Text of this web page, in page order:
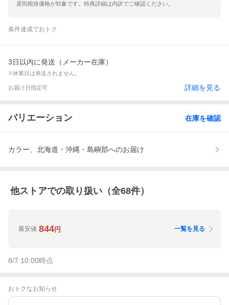
原則税抜価格が対象です。特典詳細は内訳でご確認ください。
条件達成でおトク
3日以内に発送（メーカー在庫）
※休業日は発送されません。
お届け日指定可 詳細を見る
バリエーション 在庫を確認
カラー、北海道・沖縄・島嶼部へのお届け
他ストアでの取り扱い（全68件）
最安値 844円 一覧を見る
8/7 10:00時点
おトクなお知らせ